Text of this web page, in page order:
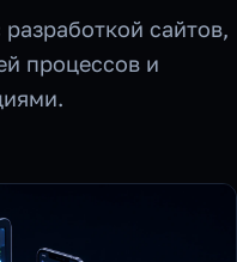
сайтов,
процессов и